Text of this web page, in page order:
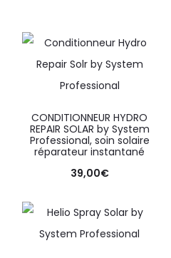
CONDITIONNEUR HYDRO
REPAIR SOLAR by System
Professional, soin solaire
réparateur instantané
39,00€